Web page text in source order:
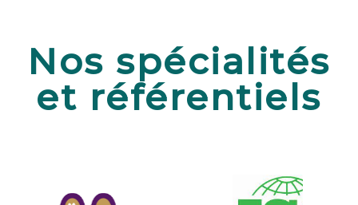
Nos spécialités
et référentiels